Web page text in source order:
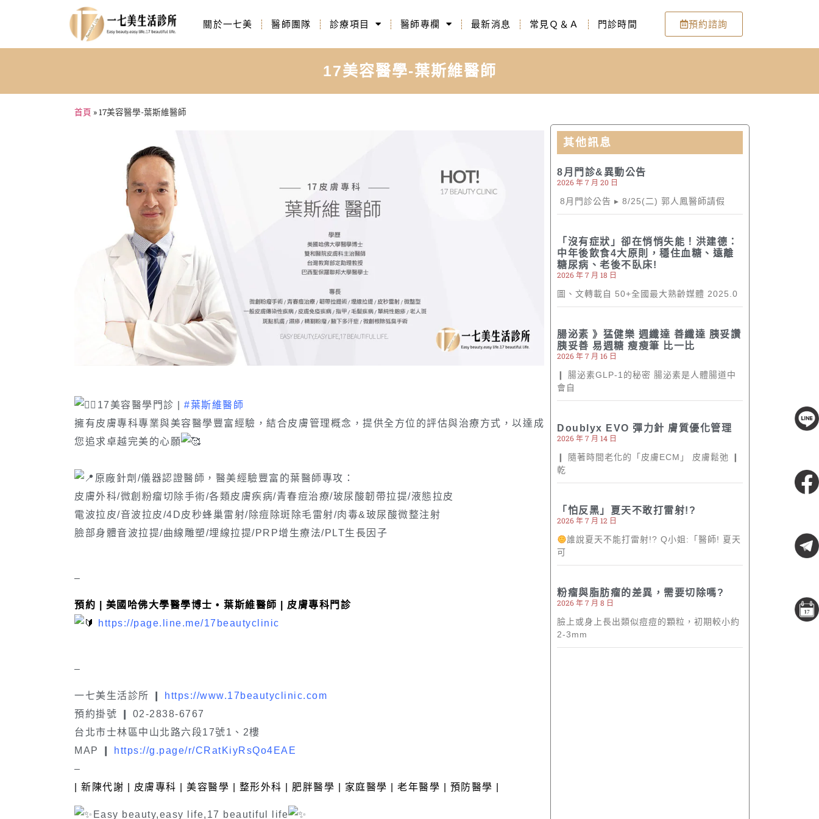
關於一七美 醫師團隊 診療項目 醫師專欄 最新消息 常見Ｑ＆Ａ 門診時間 預約諮詢
17美容醫學-葉斯維醫師
首頁 »17美容醫學-葉斯維醫師
17美容醫學門診 | #葉斯維醫師
擁有皮膚專科專業與美容醫學豐富經驗，結合皮膚管理概念，提供全方位的評估與治療方式，以達成
您追求卓越完美的心願
原廠針劑/儀器認證醫師，醫美經驗豐富的葉醫師專攻：
皮膚外科/微創粉瘤切除手術/各類皮膚疾病/青春痘治療/玻尿酸韌帶拉提/液態拉皮
電波拉皮/音波拉皮/4D皮秒蜂巢雷射/除痘除斑除毛雷射/肉毒&玻尿酸微整注射
臉部身體音波拉提/曲線雕塑/埋線拉提/PRP增生療法/PLT生長因子
–
預約 | 美國哈佛大學醫學博士 • 葉斯維醫師 | 皮膚專科門診
https://page.line.me/17beautyclinic
–
一七美生活診所 ❙
https://www.17beautyclinic.com
預約掛號 ❙ 02-2838-6767
台北市士林區中山北路六段17號1、2樓
MAP ❙
https://g.page/r/CRatKiyRsQo4EAE
–
| 新陳代謝 | 皮膚專科 | 美容醫學 | 整形外科 | 肥胖醫學 | 家庭醫學 | 老年醫學 | 預防醫學 |
Easy beauty,easy life,17 beautiful life
其他訊息
8月門診&異動公告
2026 年 7 月 20 日
8月門診公告 ▸ 8/25(二) 郭人鳳醫師請假
「沒有症狀」卻在悄悄失能！洪建德：
中年後飲食4大原則，穩住血糖、遠離
糖尿病、老後不臥床!
2026 年 7 月 18 日
圖、文轉載自 50+全國最大熟齡媒體 2025.0
腸泌素 》猛健樂 週纖達 善纖達 胰妥讚
胰妥善 易週糖 瘦瘦筆 比一比
2026 年 7 月 16 日
❙ 腸泌素GLP-1的秘密 腸泌素是人體腸道中
會自
Doublyx EVO 彈力針 膚質優化管理
2026 年 7 月 14 日
❙ 隨著時間老化的「皮膚ECM」 皮膚鬆弛 ❙
乾
「怕反黑」夏天不敢打雷射!?
2026 年 7 月 12 日
誰說夏天不能打雷射!? Q小姐:「醫師! 夏天
可
粉瘤與脂肪瘤的差異，需要切除嗎?
2026 年 7 月 8 日
臉上或身上長出類似痘痘的顆粒，初期較小約
2-3mm